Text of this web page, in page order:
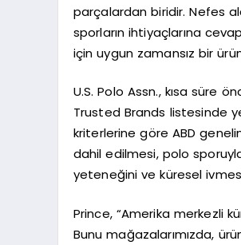
parçalardan biridir. Nefes
sporların ihtiyaçlarına
için uygun zamansız bir
U.S. Polo Assn., kısa süre
Trusted Brands listesinde
kriterlerine göre ABD
dahil edilmesi, polo
yeteneğini ve küresel
Prince, “Amerika merkezli
Bunu mağazalarımızda,